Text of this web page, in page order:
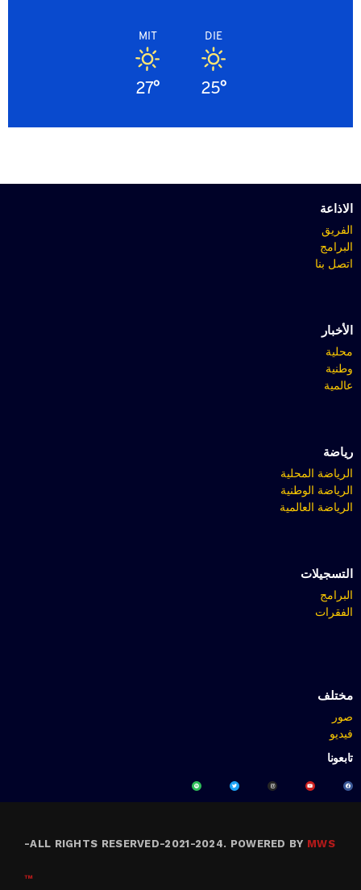
DIE
25°
MIT
27°
الاذاعة
الفريق
البرامج
اتصل بنا
الأخبار
محلية
وطنية
عالمية
رياضة
الرياضة المحلية
الرياضة الوطنية
الرياضة العالمية
التسجيلات
البرامج
الفقرات
مختلف
صور
فيديو
تابعونا
ALL RIGHTS RESERVED-2021-2024. POWERED BY MWS
-
™